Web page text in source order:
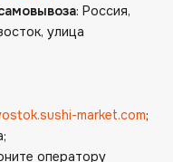
: Россия,
улица
market.com;
оператору